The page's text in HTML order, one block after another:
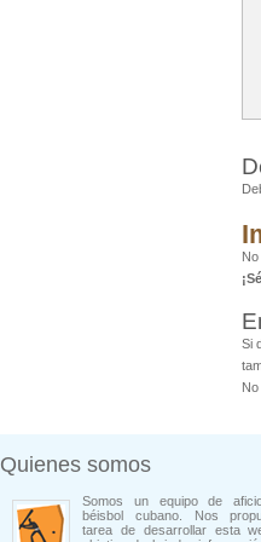
Si
Quienes somos
Somos un equipo de
béisbol cubano. Nos
tarea de desarrollar esta